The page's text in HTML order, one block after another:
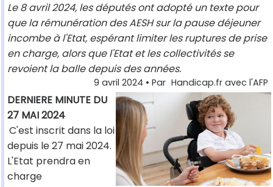
Le 8 avril 2024, les députés ont adopté un texte pour
que la rémunération des AESH sur la pause déjeuner
incombe à l'Etat, espérant limiter les ruptures de prise
en charge, alors que l'Etat et les collectivités se
revoient la balle depuis des années.
9 avril 2024 • Par Handicap.fr avec l'AFP
DERNIERE MINUTE DU
27 MAI 2024
C'est inscrit dans la loi
depuis le 27 mai 2024.
L'Etat prendra en
charge